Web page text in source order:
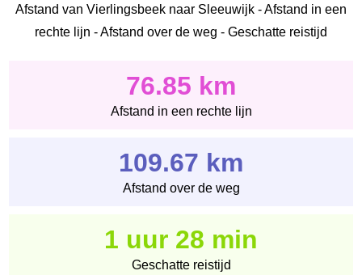
Afstand van Vierlingsbeek naar Sleeuwijk - Afstand in een
rechte lijn - Afstand over de weg - Geschatte reistijd
76.85 km
Afstand in een rechte lijn
109.67 km
Afstand over de weg
1 uur 28 min
Geschatte reistijd